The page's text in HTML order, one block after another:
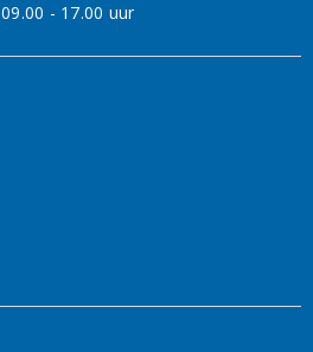
09.00 - 17.00 uur